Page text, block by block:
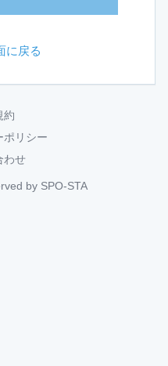
に戻る
約
ポリシー
わせ
by SPO-STA